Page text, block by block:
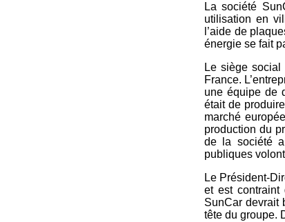
La société
utilisation en
l’aide de
énergie se fait
Le siège social
France.
une équipe de
était de
marché
production du
de la société
publiques
Le Président-
et est contraint
SunCar devrait
tête du groupe.